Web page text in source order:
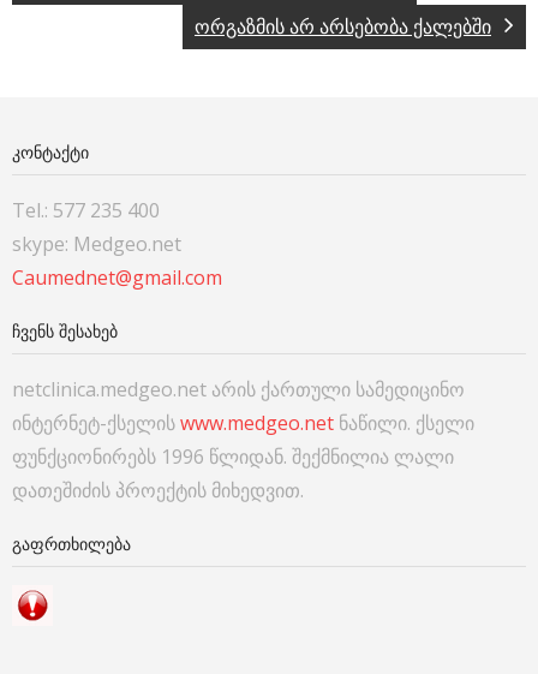
ორგაზმის არ არსებობა ქალებში
ᲙᲝᲜᲢᲐᲥᲢᲘ
Tel.: 577 235 400
skype: Medgeo.net
Caumednet@gmail.com
ᲩᲕᲔᲜᲡ ᲨᲔᲡᲐᲮᲔᲑ
netclinica.medgeo.net არის ქართული სამედიცინო
ინტერნეტ-ქსელისwww.medgeo.net ნაწილი. ქსელი
ფუნქციონირებს 1996 წლიდან. შექმნილია ლალი
დათეშიძის პროექტის მიხედვით.
ᲒᲐᲤᲠᲗᲮᲘᲚᲔᲑᲐ